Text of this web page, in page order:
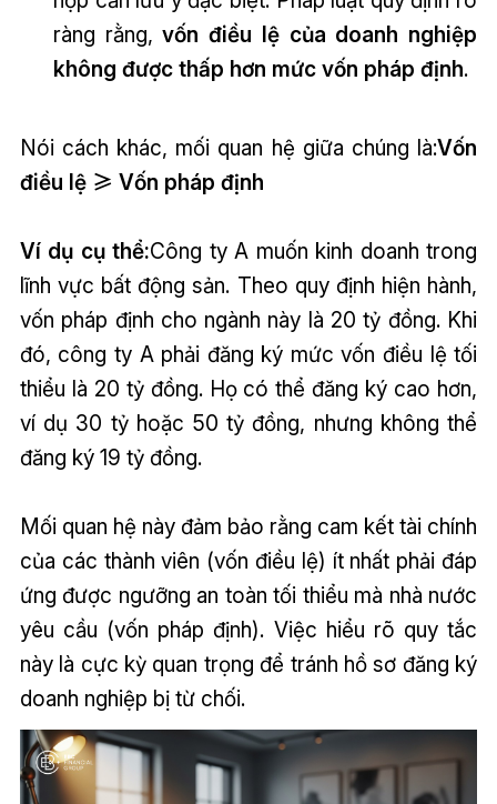
ràng rằng,vốn điều lệ của doanh nghiệp
không được thấp hơn mức vốn pháp định.
Nói cách khác, mối quan hệ giữa chúng là:Vốn
điều lệ ≥ Vốn pháp định
Ví dụ cụ thể:Công ty A muốn kinh doanh trong
lĩnh vực bất động sản. Theo quy định hiện hành,
vốn pháp định cho ngành này là 20 tỷ đồng. Khi
đó, công ty A phải đăng ký mức vốn điều lệ tối
thiểu là 20 tỷ đồng. Họ có thể đăng ký cao hơn,
ví dụ 30 tỷ hoặc 50 tỷ đồng, nhưng không thể
đăng ký 19 tỷ đồng.
Mối quan hệ này đảm bảo rằng cam kết tài chính
của các thành viên (vốn điều lệ) ít nhất phải đáp
ứng được ngưỡng an toàn tối thiểu mà nhà nước
yêu cầu (vốn pháp định). Việc hiểu rõ quy tắc
này là cực kỳ quan trọng để tránh hồ sơ đăng ký
doanh nghiệp bị từ chối.